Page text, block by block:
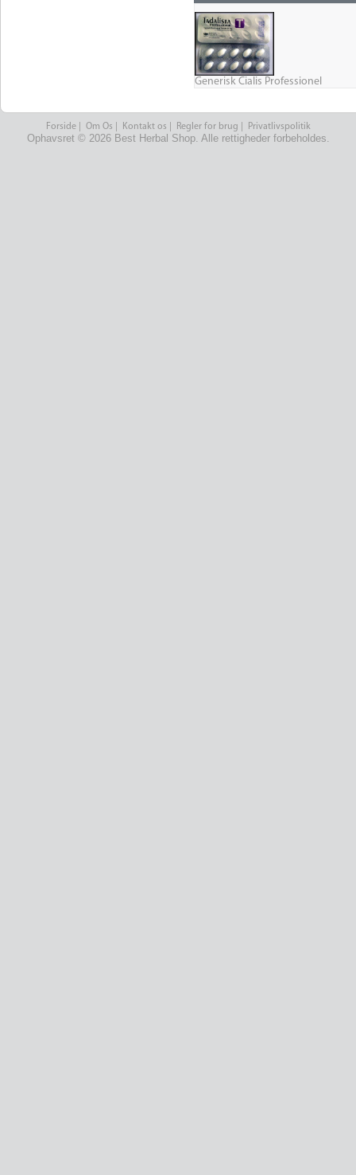
Generisk Cialis Professionel
Forside| Om Os Kontakt os Regler for brug Privatlivspolitik
Ophavsret © 2026 Best Herbal Shop. Alle rettigheder forbeholdes.